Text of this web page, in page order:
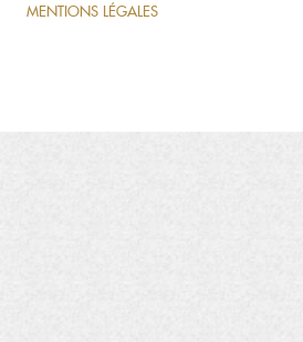
MENTIONS LÉGALES